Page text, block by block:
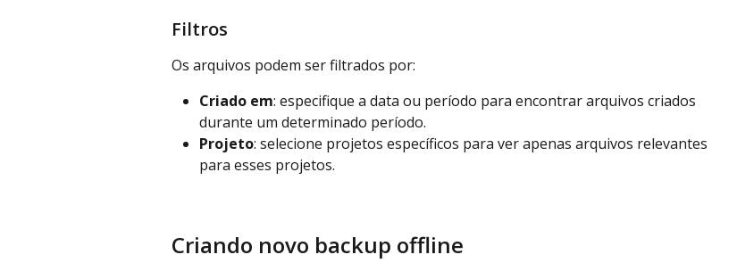
Filtros
Os arquivos podem ser filtrados por:
Criado em: especifique a data ou período para encontrar arquivos criados
durante um determinado período.
Projeto: selecione projetos específicos para ver apenas arquivos relevantes
para esses projetos.
Criando novo backup offline